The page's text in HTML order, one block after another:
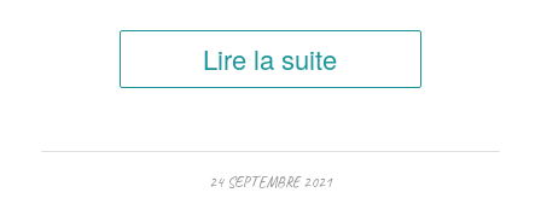
Lire la suite
24 SEPTEMBRE 2021